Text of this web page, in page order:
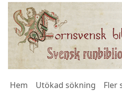
Hem Utökad sökning Fler